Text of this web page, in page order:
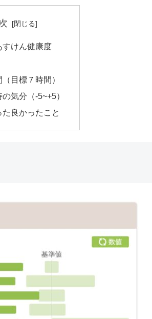
すけん健康度
目標７時間）
気分（-5~+5）
た良かったこと